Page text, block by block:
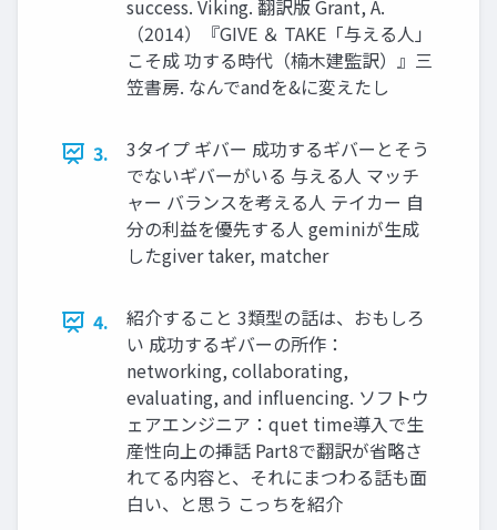
success. Viking. 翻訳版 Grant, A.
（2014）『GIVE ＆ TAKE「与える人」
こそ成 功する時代（楠木建監訳）』三
笠書房. なんでandを&に変えたし
3.
3タイプ ギバー 成功するギバーとそう
でないギバーがいる 与える人 マッチ
ャー バランスを考える人 テイカー 自
分の利益を優先する人 geminiが生成
したgiver taker, matcher
4.
紹介すること 3類型の話は、おもしろ
い 成功するギバーの所作：
networking, collaborating,
evaluating, and influencing. ソフトウ
ェアエンジニア：quet time導入で生
産性向上の挿話 Part8で翻訳が省略さ
れてる内容と、それにまつわる話も面
白い、と思う こっちを紹介